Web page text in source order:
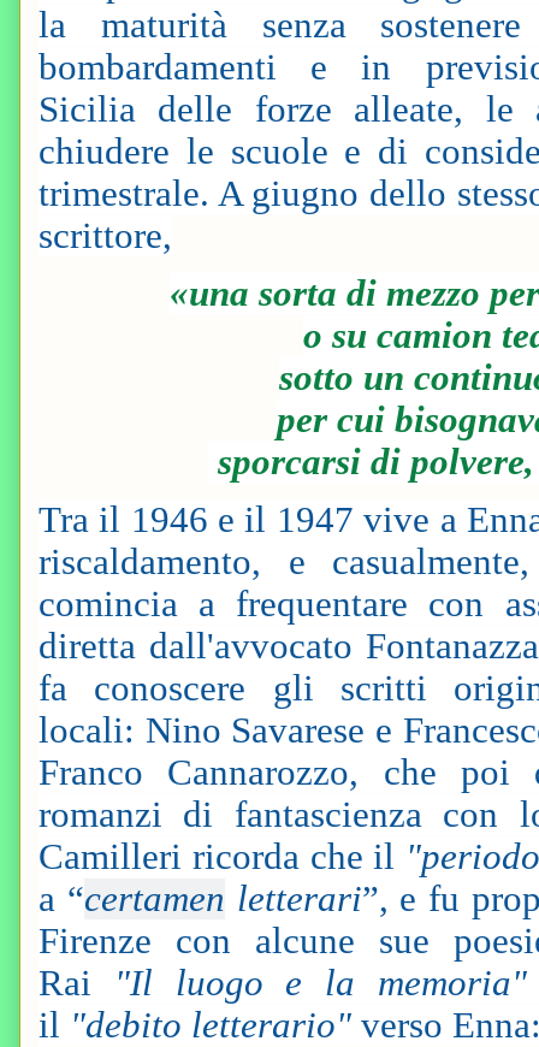
la maturità senza
bombardamenti e in
Sicilia delle forze alleate, le
chiudere le scuole e di
trimestrale. A giugno dello
scrittore,
«una sorta di mezzo
o su camion
sotto un
per cui
sporcarsi di
Tra il 1946 e il 1947 vive a
riscaldamento, e
comincia a frequentare con
diretta dall'avvocato
fa conoscere gli scritti
locali: Nino Savarese e
Franco Cannarozzo, che
romanzi di fantascienza con
Camilleri ricorda che il
a “certamen letterari”, e fu
Firenze con alcune sue
Rai
"Il luogo e la memoria"
il "debito letterario" verso